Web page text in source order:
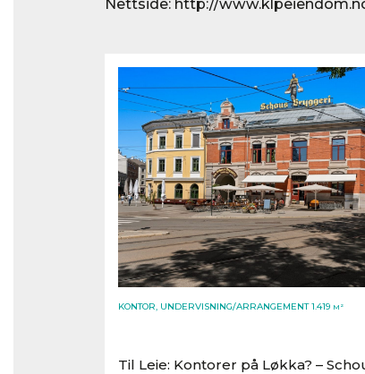
Nettside: http://
KONTOR, UNDERVISNING/ARRANGEMENT 1.419 M²
Til Leie: Kontorer på Løkka? –